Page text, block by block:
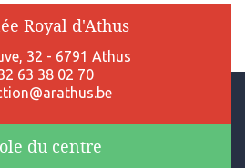
Royal d'Athus
32 - 6791 Athus
63 38 02 70
du centre